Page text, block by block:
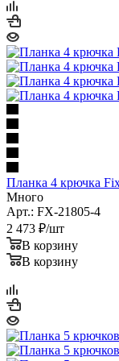
Планка 4 крючка
Много
Арт.: FX-21805-4
2 473 ₽/шт
В корзину
В корзину